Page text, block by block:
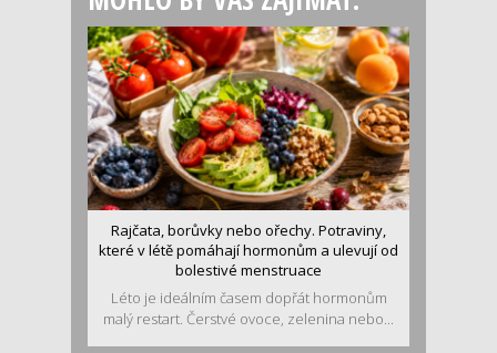
Rajčata, borůvky nebo ořechy. Potraviny,
které v létě pomáhají hormonům a ulevují od
bolestivé menstruace
Léto je ideálním časem dopřát hormonům
malý restart. Čerstvé ovoce, zelenina nebo...